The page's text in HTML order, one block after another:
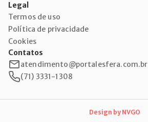
Legal
Termos de uso
Política de privacidade
Cookies
Contatos
atendimento@portalesfera.com.br
(71) 3331-1308
Design by NVGO